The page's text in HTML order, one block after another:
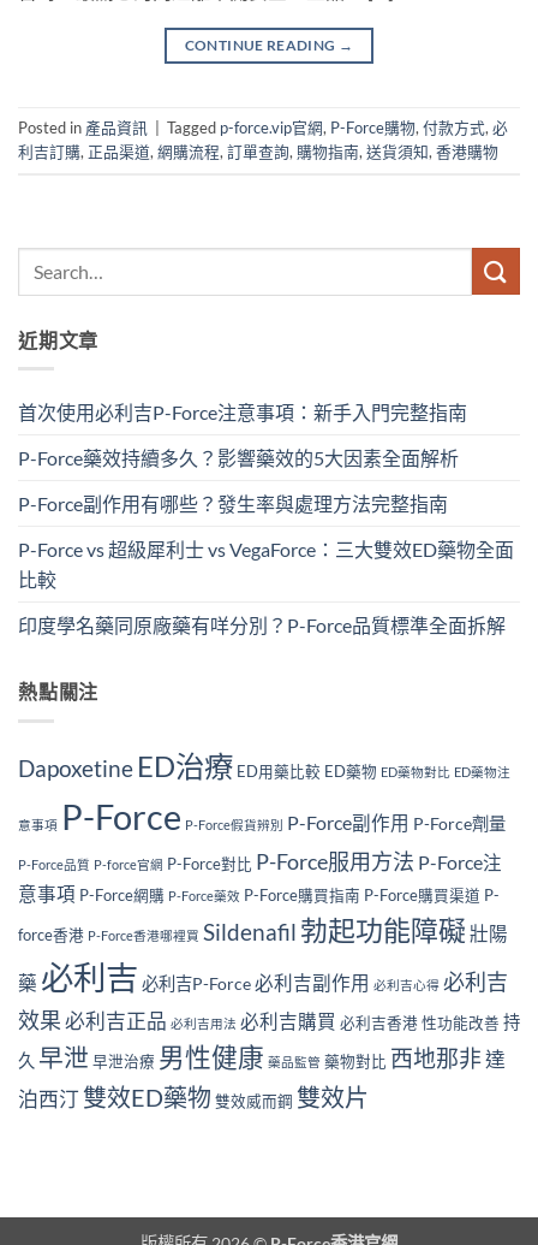
CONTINUE READING →
Posted in 產品資訊 Tagged p-force.vip官網, P-Force購物, 付款方式, 必
利吉訂購, 正品渠道, 網購流程, 訂單查詢, 購物指南, 送貨須知, 香港購物
近期文章
首次使用必利吉P-Force注意事項：新手入門完整指南
P-Force藥效持續多久？影響藥效的5大因素全面解析
P-Force副作用有哪些？發生率與處理方法完整指南
P-Force vs 超級犀利士 vs VegaForce：三大雙效ED藥物全面
比較
印度學名藥同原廠藥有咩分別？P-Force品質標準全面拆解
熱點關注
Dapoxetine ED治療 ED用藥比較 ED藥物 ED藥物對比 ED藥物注
意事項 P-Force P-Force假貨辨別 P-Force副作用 P-Force劑量
P-Force品質 P-force官網 P-Force對比 P-Force服用方法 P-Force注
意事項 P-Force網購 P-Force藥效 P-Force購買指南 P-Force購買渠道 P-
force香港 P-Force香港哪裡買 Sildenafil 勃起功能障礙 壯陽
藥 必利吉 必利吉P-Force必利吉副作用 必利吉心得 必利吉
效果必利吉正品 必利吉用法 必利吉購買 必利吉香港 性功能改善 持
久 早泄 早泄治療 男性健康 藥品監管 藥物對比 西地那非達
泊西汀雙效ED藥物 雙效威而鋼 雙效片